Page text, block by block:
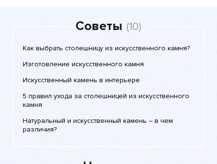
Советы (10)
Как выбрать столешницу из искусственного камня?
Изготовление искусственного камня
Искусственный камень в интерьере
5 правил ухода за столешницей из искусственного
камня
Натуральный и искусственный камень – в чем
различия?